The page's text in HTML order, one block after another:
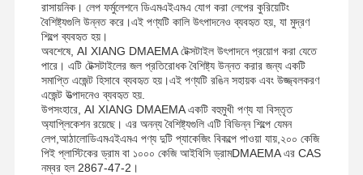
nonionic polyacrylamide
যৌগিক সার ধীর মুক্তির প্রতিরক্ষামূলক উপাদান
Cationic polyacrylamide
জেলিং এজেন্ট ফ্রেকচারিং এসিডিফিকেশন জন্য
উচ্চ তাপমাত্রা অবসানকারী এজেন্ট
রাসায়নিক। লেপ ফর্মুলেশনে ডিএমএইএমএ যোগ করা লেপের কুরিয়েটিং
বৈশিষ্ট্যগুলি উন্নত করে।এই পণ্যটি কালি উৎপাদনেও ব্যবহৃত হয়, যা মুদ্রণ
শিল্পে ব্যবহৃত হয়।
অবশেষে, AI XIANG DMAEMA টেক্সটাইল উৎপাদনে প্রয়োগ করা যেতে
পারে। এটি টেক্সটাইলের জল প্রতিরোধক বৈশিষ্ট্য উন্নত করার জন্য একটি
সমাপ্তি এজেন্ট হিসাবে ব্যবহৃত হয়।এই পণ্যটি রঙিন সহায়ক এবং উজ্জ্বলকরণ
এজেন্ট উত্পাদনেও ব্যবহৃত হয়.
উপসংহারে, AI XIANG DMAEMA একটি বহুমুখী পণ্য যা বিস্তৃত
অ্যাপ্লিকেশন রয়েছে। এর অনন্য বৈশিষ্ট্যগুলি এটি বিভিন্ন শিল্পে যেমন
লেপ,আঠালোডিএমএইএমএ পণ্য দুটি প্যাকেজিং বিকল্পে পাওয়া যায়,২০০ কেজি
পিই প্লাস্টিকের ড্রাম বা ১০০০ কেজি আইবিসি ড্রামDMAEMA এর CAS
নম্বর হল 2867-47-2।